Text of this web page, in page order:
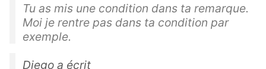
Tu as mis une condition dans ta remarque.
Moi je rentre pas dans ta condition par
exemple.
Diego a écrit